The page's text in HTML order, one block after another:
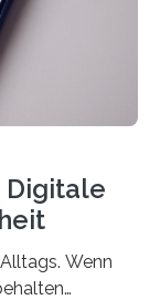
Digitale
Wenn